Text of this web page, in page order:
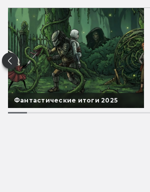
Фантастические итоги 2025